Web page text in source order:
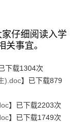
仔细阅读入学
事宜。
下载1304次
).doc】已下载879
】已下载2203次
】已下载1749次